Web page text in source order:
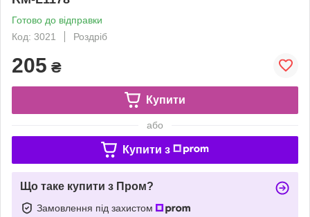
Готово до відправки
Код: 3021
Роздріб
205 ₴
Купити
або
Купити з
Що таке купити з Пром?
Замовлення під захистом